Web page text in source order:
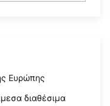
Ευρώπης
διαθέσιμα